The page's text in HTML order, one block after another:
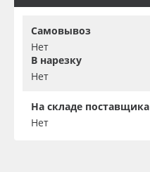
Самовывоз
Нет
В нарезку
Нет
На складе поставщика
Нет